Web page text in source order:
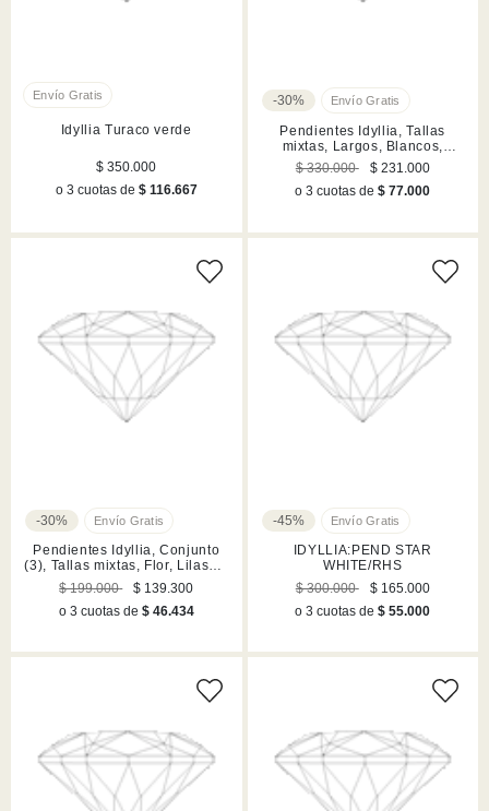
Idyllia Turaco verde
$ 350.000
o 3 cuotas de $ 116.667
-30%
Pendientes Idyllia, Tallas
mixtas, Largos, Blancos,
Acabado en tono oro
$ 330.000
$ 231.000
o 3 cuotas de$ 77.000
-30%
Pendientes Idyllia, Conjunto
(3), Tallas mixtas, Flor, Lilases,
Acabado en tono oro
$ 199.000
$ 139.300
o 3 cuotas de $ 46.434
-45%
IDYLLIA:PEND STAR
WHITE/RHS
$ 300.000
$ 165.000
o 3 cuotas de$ 55.000